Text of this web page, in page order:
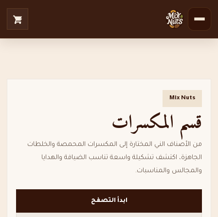
Mix Nuts
قسم المكسرات
من الأصناف الني المختارة إلى المكسرات المحمصة والخلطات
الجاهزة، اكتشف تشكيلة واسعة تناسب الضيافة والهدايا
والمجالس والمناسبات.
ابدأ التصفح